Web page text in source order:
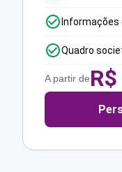
Informações
Quadro
A partir deR$